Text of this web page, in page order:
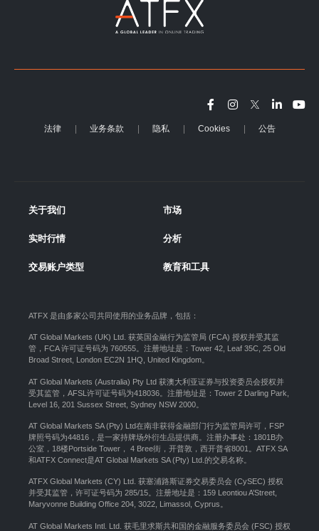
法律 业务条款 隐私 Cookies 公告
关于我们 市场
实时行情 分析
交易账户类型 教育和工具
ATFX 是由多家公司共同使用的业务品牌，包括：
AT Global Markets (UK) Ltd. 获英国金融行为监管局 (FCA) 授权并受其监
管，FCA 许可证号码为 760555。注册地址是：Tower 42, Leaf 35C, 25 Old
Broad Street, London EC2N 1HQ, United Kingdom。
AT Global Markets (Australia) Pty Ltd 获澳大利亚证券与投资委员会授权并
受其监管，AFSL许可证号码为418036。注册地址是：Tower 2 Darling Park,
Level 16, 201 Sussex Street, Sydney NSW 2000
AT Global Markets SA (Pty) Ltd在南非获得金融部门行为监管局许可，FSP
牌照号码为44816，是一家持牌场外衍生品提供商。注册办事处：1801B办
公室，18楼Portside Tower， 4 Bree街，开普敦，西开普省8001。ATFX SA
和ATFX Connect是AT Global Markets SA (Pty) Ltd.的交易名称。
ATFX Global Markets (CY) Ltd. 获塞浦路斯证券交易委员会 (CySEC) 授权
并受其监管，许可证号码为 285/15。注册地址是：159 Leontiou A’Street,
Maryvonne Building Office 204, 3022, Limassol, Cyprus。
AT Global Markets Intl. Ltd. 获毛里求斯共和国的金融服务委员会 (FSC) 授权